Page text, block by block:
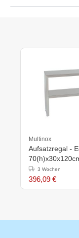
Multinox
Aufsatzregal -
3 Wochen
396,09 €